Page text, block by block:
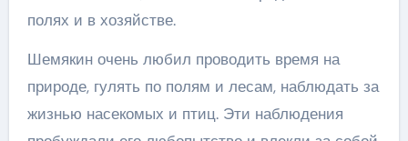
полях и в хозяйстве.
Шемякин очень любил проводить время на
природе, гулять по полям и лесам, наблюдать за
жизнью насекомых и птиц. Эти наблюдения